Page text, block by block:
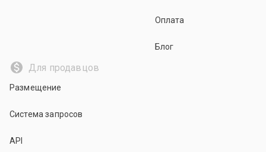
Оплата
Блог
Для продавцов
Размещение
Система запросов
API